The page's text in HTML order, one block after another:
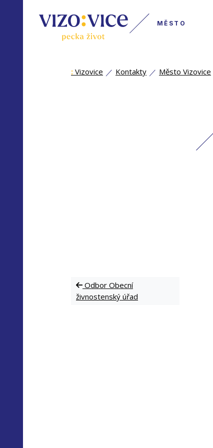
MĚSTO
: Vizovice Kontakty Město Vizovice
Odbor Obecní
živnostenský úřad